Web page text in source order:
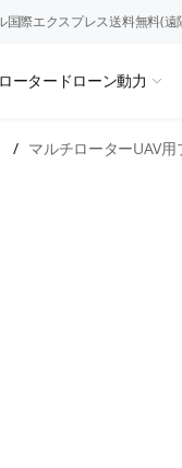
国際エクスプレス送料無料(
ータードローン動力
/ マルチローターUAV用